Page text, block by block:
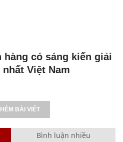
hàng có sáng kiến giải
Việt Nam
BÀI VIẾT
Bình luận nhiều